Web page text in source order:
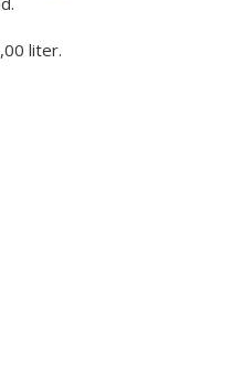
liter.